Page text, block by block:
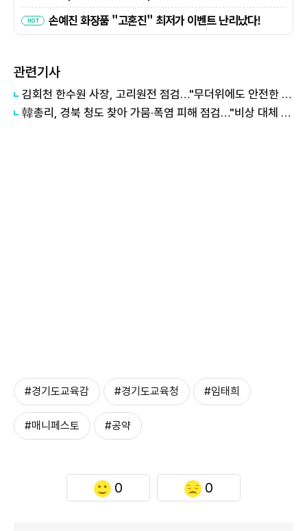
관련기사
김회천 한수원 사장, 고리원전 점검…"무더위에도 안전한 작업환경 중요"
韓총리, 경북 청도 찾아 가뭄·폭염 피해 점검…"비상 대체 수원 적극 활용"
#경기도교육감 #경기도교육청 #임태희
#매니페스토 #공약
0 0